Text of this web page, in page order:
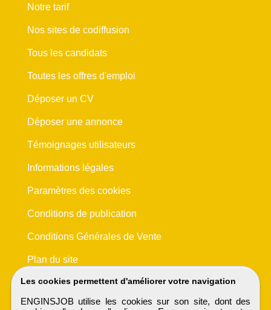
Les cookies permettent d'améliorer votre navigation
ENGINSJOB utilise les cookies sur son site, dont des
Notre tarif
Nos sites de codiffusion
Tous les candidats
Toutes les offres d'emploi
Déposer un CV
Déposer une annonce
Témoignages utilisateurs
Informations légales
Paramètres des cookies
Conditions de publication
Conditions Générales de Vente
Plan du site